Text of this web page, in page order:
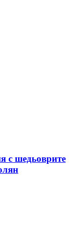
с шедьоврите